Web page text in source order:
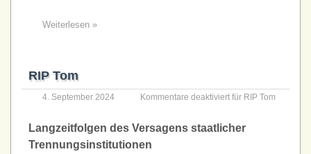
Weiterlesen »
RIP Tom
4. September 2024 Kommentare deaktiviert für RIP Tom
Langzeitfolgen des Versagens staatlicher
Trennungsinstitutionen